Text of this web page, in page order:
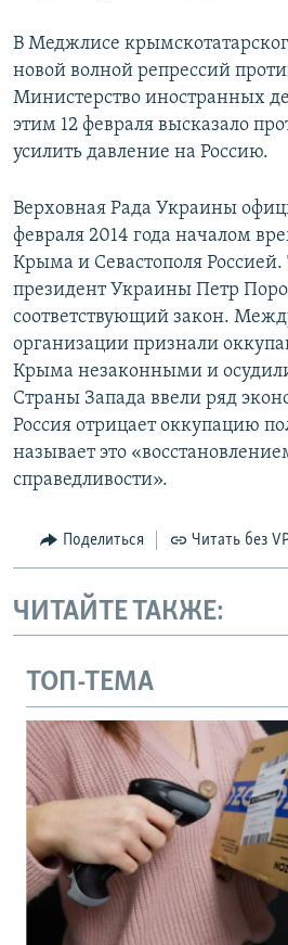
В Меджлисе
новой волной репрессий
Министерство иностранных
этим 12 февраля высказало
усилить давление на Россию.
Верховная Рада Украины
февраля 2014 года началом
Крыма и Севастополя Россией.
президент Украины Петр
соответствующий закон.
организации признали
Крыма незаконными и
Страны Запада ввели ряд
Россия отрицает оккупацию
называет это
справедливости».
Поделиться Читать без
ЧИТАЙТЕ ТАКЖЕ:
ТОП-ТЕМА